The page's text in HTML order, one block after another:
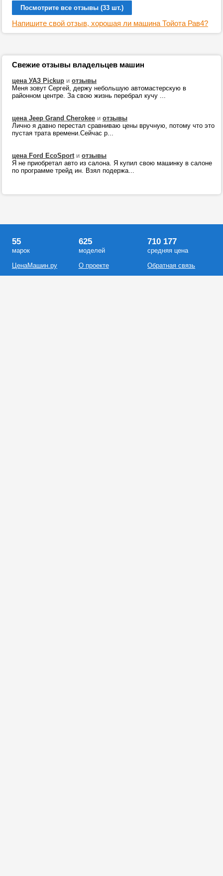
Посмотрите все отзывы (33 шт.)
Напишите свой отзыв, хорошая ли машина Тойота Рав4?
Свежие отзывы владельцев машин
цена УАЗ Pickup и отзывы
Меня зовут Сергей, держу небольшую автомастерскую в
районном центре. За свою жизнь перебрал кучу ...
цена Jeep Grand Cherokee и отзывы
Лично я давно перестал сравниваю цены вручную, потому что это
пустая трата времени.Сейчас р...
цена Ford EcoSportи отзывы
Я не приобретал авто из салона. Я купил свою машинку в салоне
по программе трейд ин. Взял подержа...
55
марок
ЦенаМашин.ру
625
моделей
О проекте
710 177
средняя цена
Обратная связь